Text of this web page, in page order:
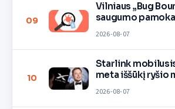
09
Vilniaus „Bug
saugumo
2026-08-07
10
Starlink
meta iššūkį ryšio
2026-08-07